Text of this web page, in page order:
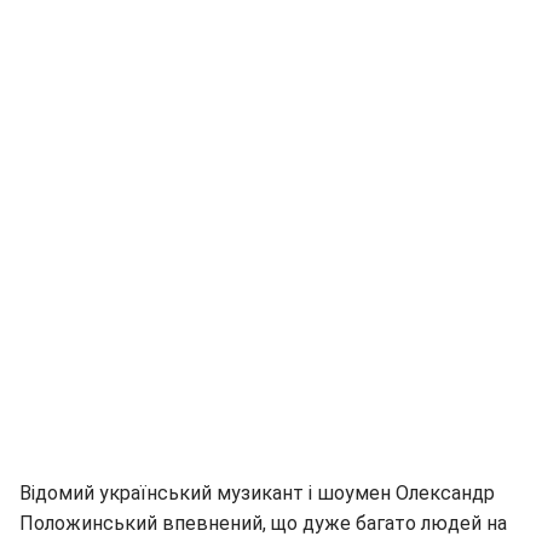
Відомий український музикант і шоумен Олександр
Положинський впевнений, що дуже багато людей на